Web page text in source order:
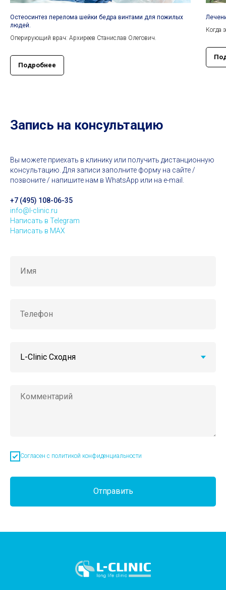
Остеосинтез перелома шейки бедра винтами для пожилых
людей.
Оперирующий врач: Архиреев Станислав Олегович.
Подробнее
Когда
Запись на консультацию
Вы можете приехать в клинику или получить дистанционную
консультацию. Для записи заполните форму на сайте /
позвоните / напишите нам в WhatsApp или на e-mail.
+7 (495) 108-06-35
info@l-clinic.ru
Написать в Telegram
Написать в MAX
Согласен с политикой конфиденциальности
Отправить